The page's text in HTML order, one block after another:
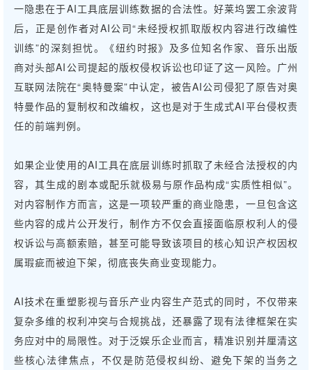
一隐患在于AI工具底层训练数据的合法性。好莱坞罢工余波背
后，正是创作者对AI公司“未经授权抓取版权内容进行改编性
训练”的深刻担忧。《纽约时报》及多位知名作家、音乐出版
商对头部AI公司提起的版权侵权诉讼也印证了这一风险。广州
互联网法院在“奥特曼案”中认定，被告AI公司侵犯了原告对奥
特曼作品的复制权和改编权，这也是对于生成式AI平台侵权责
任的前端判例。
如果企业使用的AI工具在底层训练时抓取了未经合法授权的内
容，其生成的剧本或配乐就极易与原作品构成“实质性相似”。
对内容制作方而言，这是一项较严重的商业隐患，一旦包含这
些内容的成片公开发行，制作方不仅会直接面临原权利人的侵
权诉讼与高额索赔，甚至可能导致该项目的核心知识产权因权
属瑕疵而被迫下架，彻底丧失商业变现能力。
AI技术在重塑影视与音乐产业内容生产范式的同时，不仅带来
复杂多维的权利冲突与合规挑战，还暴露了现有法律框架在实
务应对中的局限性。对于泛娱乐企业而言，精准识别并厘清这
些核心法律焦点，不仅是防范侵权纠纷、避免下架的当务之